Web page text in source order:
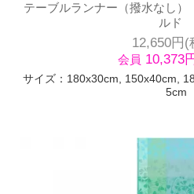
テーブルランナー（撥水なし）
ルド
12,650円(
会員 10,373
サイズ：180x30cm, 150x40cm,
5cm